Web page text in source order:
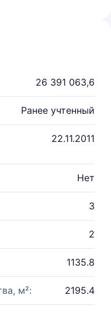
26 391 063,6
Ранее учтенный
22.11.2011
Нет
3
2
1135.8
м²: 2195.4